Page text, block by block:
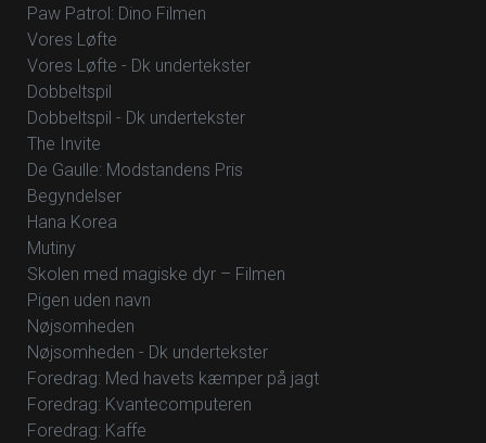
Paw Patrol: Dino Filmen
Vores Løfte
Vores Løfte - Dk undertekster
Dobbeltspil
Dobbeltspil - Dk undertekster
The Invite
De Gaulle: Modstandens Pris
Begyndelser
Hana Korea
Mutiny
Skolen med magiske dyr – Filmen
Pigen uden navn
Nøjsomheden
Nøjsomheden - Dk undertekster
Foredrag: Med havets kæmper på jagt
Foredrag: Kvantecomputeren
Foredrag: Kaffe